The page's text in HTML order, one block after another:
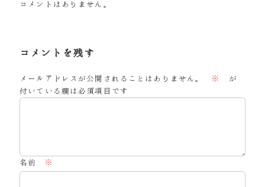
コメントはありません。
コメントを残す
メールアドレスが公開されることはありません。 ※
が
付いている欄は必須項目です
名前 ※